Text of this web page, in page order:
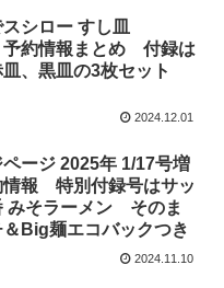
シロー すし皿
約情報まとめ 付録は
、黒皿の3枚セット
2024.12.01
ージ 2025年 1/17号増
報 特別付録号はサッ
みそラーメン そのま
＆Big麺エコバックつき
2024.11.10